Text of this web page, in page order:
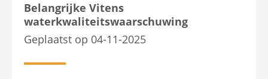
Belangrijke Vitens
waterkwaliteitswaarschuwing
Geplaatst op 04-11-2025